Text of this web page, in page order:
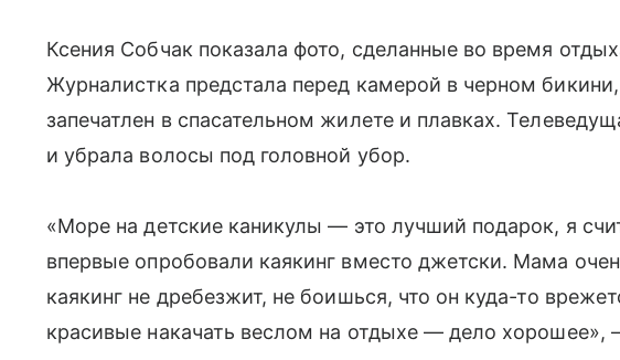
Ксения Собчак показала фото, сделанные во время
Журналистка предстала перед камерой в черном
запечатлен в спасательном жилете и плавках.
и убрала волосы под головной убор.
«Море на детские каникулы — это лучший подарок, я
впервые опробовали каякинг вместо джетски. Мама
каякинг не дребезжит, не боишься, что он куда-то
красивые накачать веслом на отдыхе — дело хорошее»,